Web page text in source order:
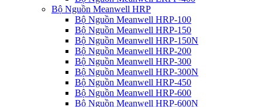
Bộ Nguồn Meanwell HRP
Bộ Nguồn Meanwell HRP-100
Bộ Nguồn Meanwell HRP-150
Bộ Nguồn Meanwell HRP-150N
Bộ Nguồn Meanwell HRP-200
Bộ Nguồn Meanwell HRP-300
Bộ Nguồn Meanwell HRP-300N
Bộ Nguồn Meanwell HRP-450
Bộ Nguồn Meanwell HRP-600
Bộ Nguồn Meanwell HRP-600N